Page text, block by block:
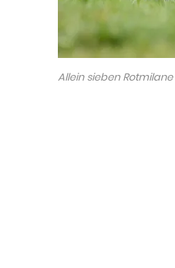
Allein sieben